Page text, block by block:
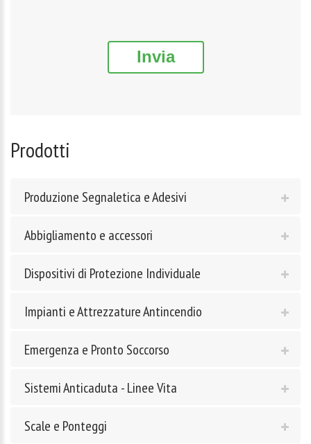
Invia
Prodotti
Produzione Segnaletica e Adesivi
Abbigliamento e accessori
Dispositivi di Protezione Individuale
Impianti e Attrezzature Antincendio
Emergenza e Pronto Soccorso
Sistemi Anticaduta - Linee Vita
Scale e Ponteggi